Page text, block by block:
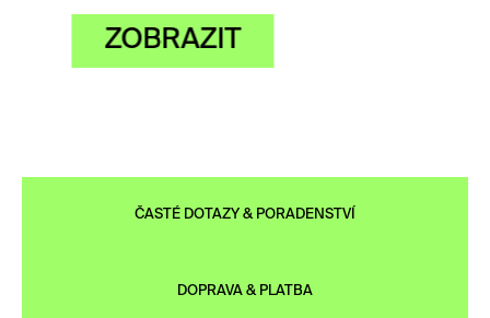
ZOBRAZIT
ČASTÉ DOTAZY & PORADENSTVÍ
DOPRAVA & PLATBA